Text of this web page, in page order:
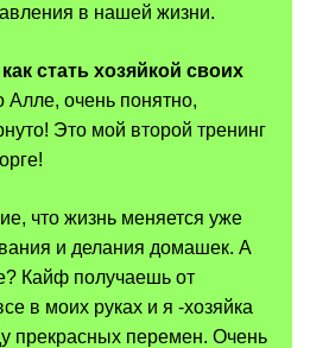
в нашей жизни.
стать хозяйкой своих
Алле, очень понятно,
Это мой второй тренинг
что жизнь меняется уже
и делания домашек. А
Кайф получаешь от
в моих руках и я -хозяйка
прекрасных перемен. Очень